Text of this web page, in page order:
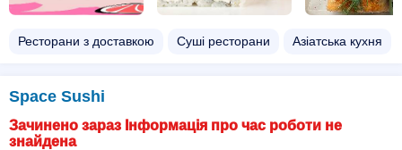
Ресторани з доставкою Суші ресторани Азіатська кухня
Space Sushi
Зачинено зараз Інформація про час роботи не
знайдена